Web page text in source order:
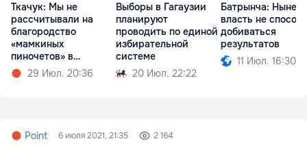
Ткачук: Мы не
рассчитывали на
благородство
«мамкиных
пиночетов» в
правительстве
29 Июл. 20:36
Выборы в Гагаузии
планируют
проводить по единой
избирательной
системе
20 Июл. 22:22
Батрынча:
власть не
добиваться
результатов
11 Июл. 16:30
Point 6 июля 2021, 21:35 2 164